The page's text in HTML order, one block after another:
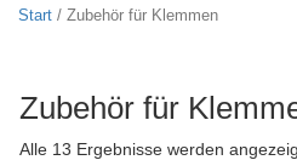
Start / Zubehör für Klemmen
Zubehör für
Alle 13 Ergebnisse werden